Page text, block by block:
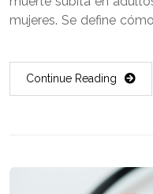
mujeres. Se define
Continue Reading